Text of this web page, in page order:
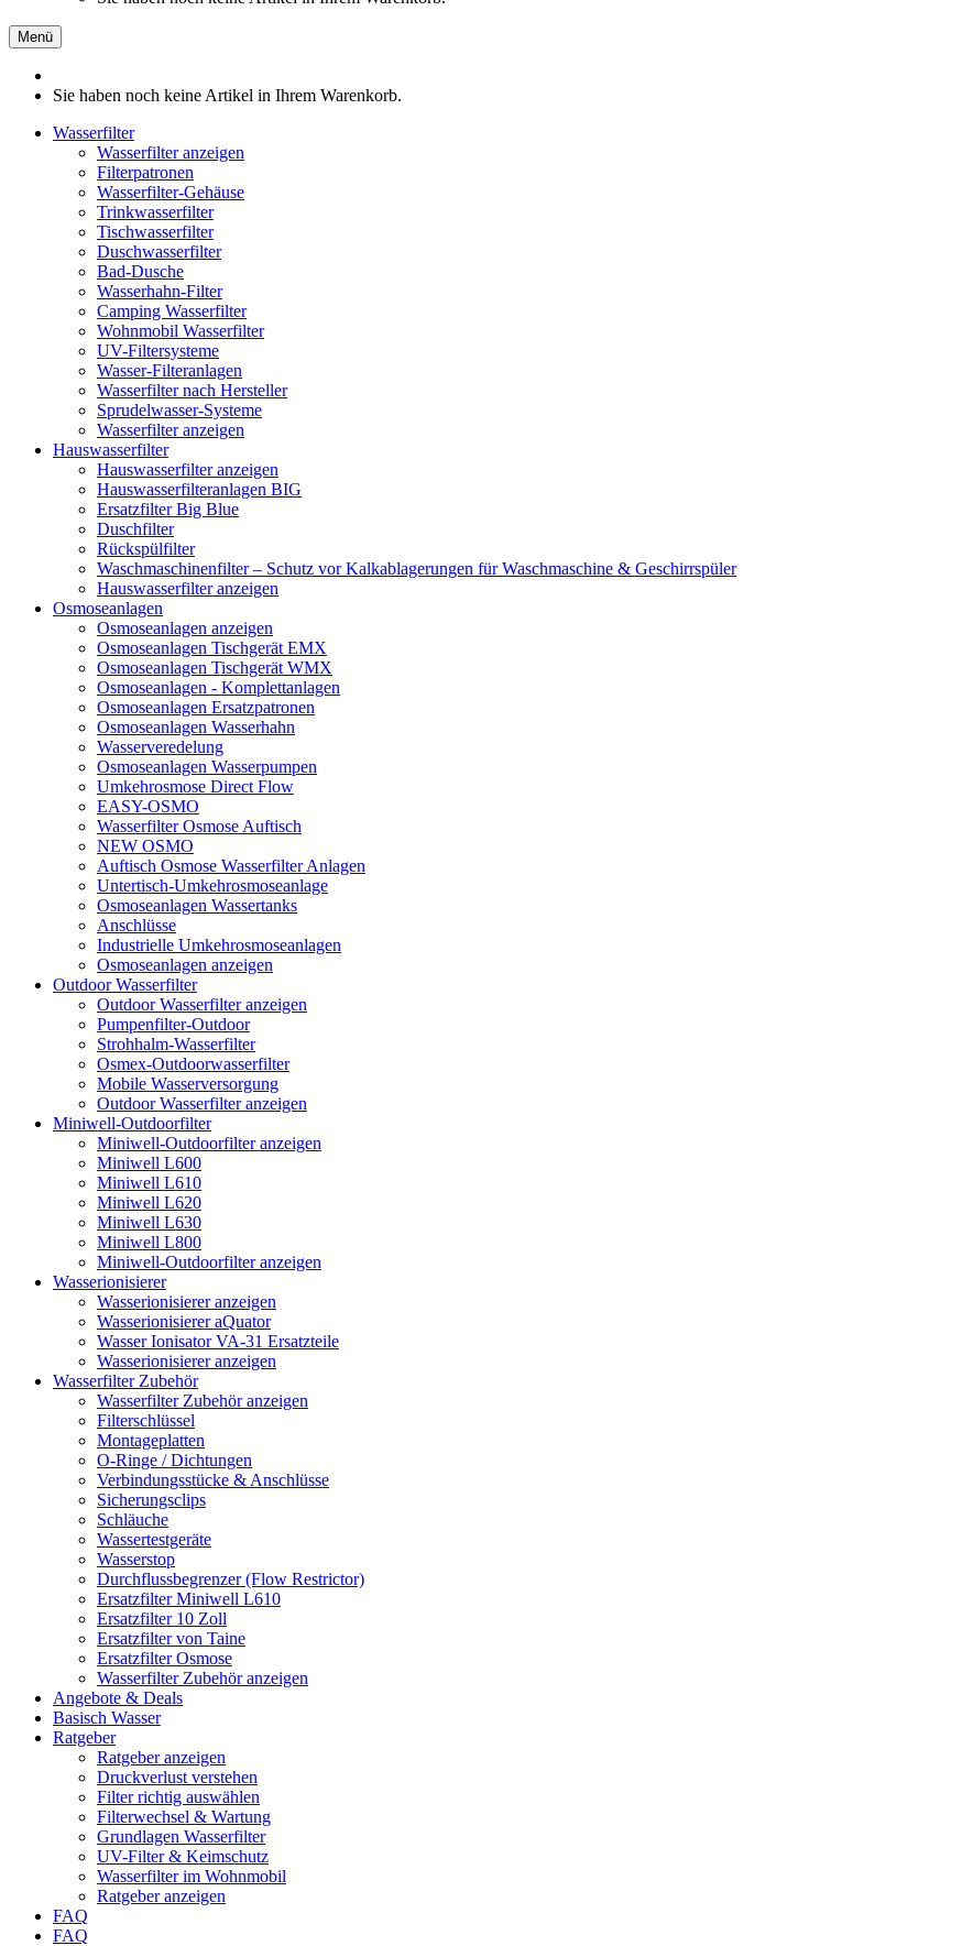
Menü
Sie haben noch keine Artikel in Ihrem Warenkorb.
Wasserfilter
Wasserfilter anzeigen
Filterpatronen
Wasserfilter-Gehäuse
Trinkwasserfilter
Tischwasserfilter
Duschwasserfilter
Bad-Dusche
Wasserhahn-Filter
Camping Wasserfilter
Wohnmobil Wasserfilter
UV-Filtersysteme
Wasser-Filteranlagen
Wasserfilter nach Hersteller
Sprudelwasser-Systeme
Wasserfilter anzeigen
Hauswasserfilter
Hauswasserfilter anzeigen
Hauswasserfilteranlagen BIG
Ersatzfilter Big Blue
Duschfilter
Rückspülfilter
Waschmaschinenfilter – Schutz vor Kalkablagerungen für Waschmaschine & Geschirrspüler
Hauswasserfilter anzeigen
Osmoseanlagen
Osmoseanlagen anzeigen
Osmoseanlagen Tischgerät EMX
Osmoseanlagen Tischgerät WMX
Osmoseanlagen - Komplettanlagen
Osmoseanlagen Ersatzpatronen
Osmoseanlagen Wasserhahn
Wasserveredelung
Osmoseanlagen Wasserpumpen
Umkehrosmose Direct Flow
EASY-OSMO
Wasserfilter Osmose Auftisch
NEW OSMO
Auftisch Osmose Wasserfilter Anlagen
Untertisch-Umkehrosmoseanlage
Osmoseanlagen Wassertanks
Anschlüsse
Industrielle Umkehrosmoseanlagen
Osmoseanlagen anzeigen
Outdoor Wasserfilter
Outdoor Wasserfilter anzeigen
Pumpenfilter-Outdoor
Strohhalm-Wasserfilter
Osmex-Outdoorwasserfilter
Mobile Wasserversorgung
Outdoor Wasserfilter anzeigen
Miniwell-Outdoorfilter
Miniwell-Outdoorfilter anzeigen
Miniwell L600
Miniwell L610
Miniwell L620
Miniwell L630
Miniwell L800
Miniwell-Outdoorfilter anzeigen
Wasserionisierer
Wasserionisierer anzeigen
Wasserionisierer aQuator
Wasser Ionisator VA-31 Ersatzteile
Wasserionisierer anzeigen
Wasserfilter Zubehör
Wasserfilter Zubehör anzeigen
Filterschlüssel
Montageplatten
O-Ringe / Dichtungen
Verbindungsstücke & Anschlüsse
Sicherungsclips
Schläuche
Wassertestgeräte
Wasserstop
Durchflussbegrenzer (Flow Restrictor)
Ersatzfilter Miniwell L610
Ersatzfilter 10 Zoll
Ersatzfilter von Taine
Ersatzfilter Osmose
Wasserfilter Zubehör anzeigen
Angebote & Deals
Basisch Wasser
Ratgeber
Ratgeber anzeigen
Druckverlust verstehen
Filter richtig auswählen
Filterwechsel & Wartung
Grundlagen Wasserfilter
UV-Filter & Keimschutz
Wasserfilter im Wohnmobil
Ratgeber anzeigen
FAQ
FAQ